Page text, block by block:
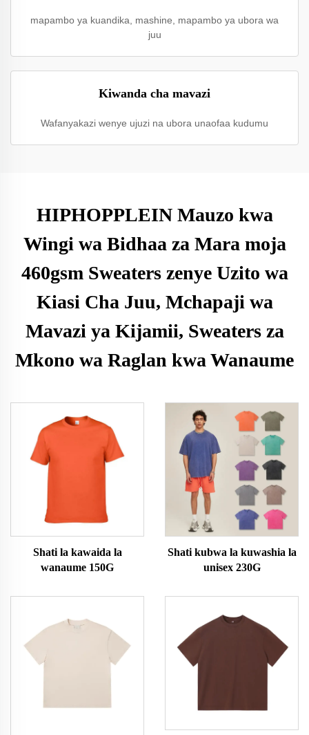
mapambo ya kuandika, mashine, mapambo ya ubora wa
juu
Kiwanda cha mavazi
Wafanyakazi wenye ujuzi na ubora unaofaa kudumu
HIPHOPPLEIN Mauzo kwa
Wingi wa Bidhaa za Mara moja
460gsm Sweaters zenye Uzito wa
Kiasi Cha Juu, Mchapaji wa
Mavazi ya Kijamii, Sweaters za
Mkono wa Raglan kwa Wanaume
Shati la kawaida la
wanaume 150G
Shati kubwa la kuwashia la
unisex 230G